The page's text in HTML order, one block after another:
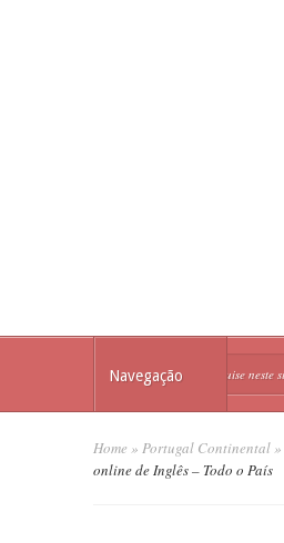
Navegação
Home » Portugal Continental»
online de Inglês – Todo o País